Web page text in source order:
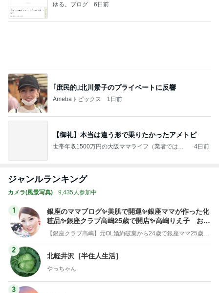
ゆる。ブログ 6日前
【御礼】本当は違う形で乗りたかったアメトピ
世帯年収1500万円の大阪ママライフ（業者ではな
ジャンルランキング
9,435人参加中
粧品✨銀座クラブ高嶋25歳で開店✨高嶋りえ子 お着
物でエルメス バーキン コーデ
北軽井沢［半住人生活］
やっちゃん
3
likeabridgeover
4